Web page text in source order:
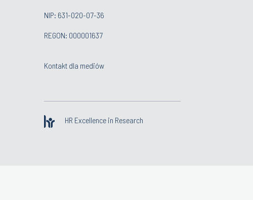
NIP: 631-020-07-36
REGON: 000001637
Kontakt dla mediów
HR Excellence in Research